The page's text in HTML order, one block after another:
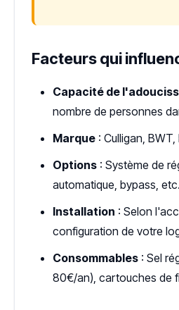
Facteurs qui
Capacité de
nombre de personnes
Marque : Culligan,
Options : Système de
automatique, bypass, etc.
Installation : Selon
configuration de votre
Consommables : Sel
80€/an), cartouches de